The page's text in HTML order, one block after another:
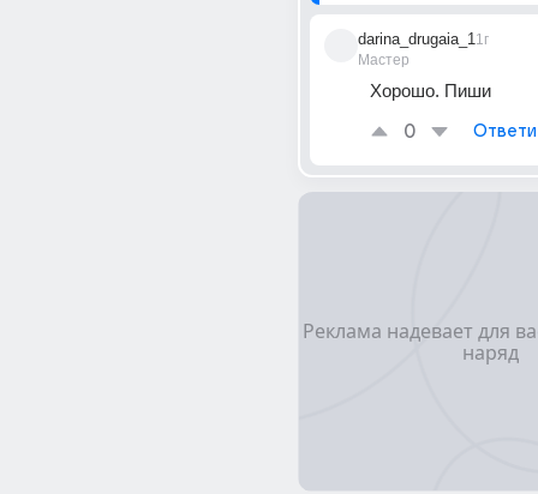
darina_drugaia_1
Мастер
1г
Хорошо. Пиши
0